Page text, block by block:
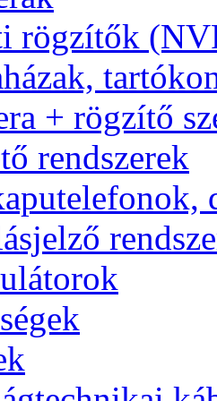
rögzítők
+ rögzítő
rendszerek